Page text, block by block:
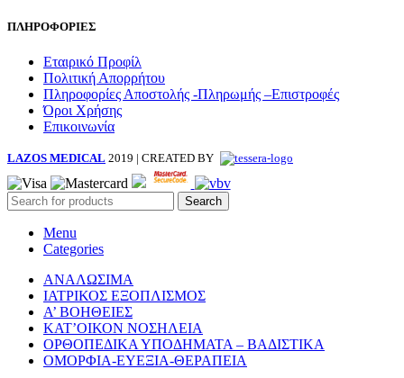
ΠΛΗΡΟΦΟΡΙΕΣ
Εταιρικό Προφίλ
Πολιτική Απορρήτου
Πληροφορίες Αποστολής -Πληρωμής –Επιστροφές
Όροι Χρήσης
Επικοινωνία
LAZOS MEDICAL 2019 | CREATED BY
Search
Menu
Categories
ΑΝΑΛΩΣΙΜΑ
ΙΑΤΡΙΚΟΣ ΕΞΟΠΛΙΣΜΟΣ
Α’ ΒΟΗΘΕΙΕΣ
ΚΑΤ’ΟΙΚΟΝ ΝΟΣΗΛΕΙΑ
ΟΡΘΟΠΕΔΙΚΑ ΥΠΟΔΗΜΑΤΑ – ΒΑΔΙΣΤΙΚΑ
ΟΜΟΡΦΙΑ-ΕΥΕΞΙΑ-ΘΕΡΑΠΕΙΑ